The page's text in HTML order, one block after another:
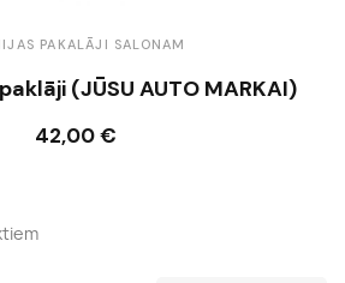
PAKALĀJI SALONAM
(JŪSU AUTO MARKAI)
42,00 €
Ielikt grozā